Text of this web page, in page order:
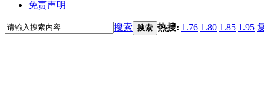
免责声明
搜索 搜索 热搜: 1.76 1.80 1.85 1.95